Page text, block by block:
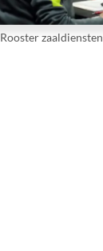
Rooster zaaldiensten